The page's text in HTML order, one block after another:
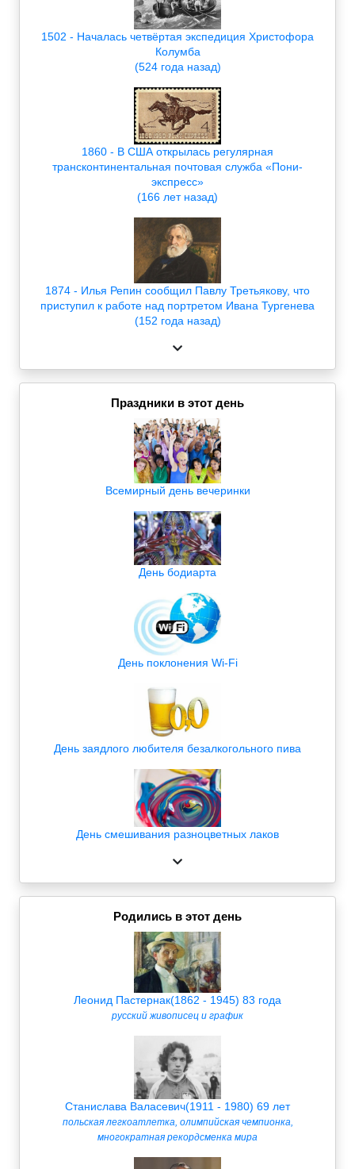
1502 - Началась четвёртая экспедиция Христофора
Колумба
(524 года назад)
1860 - В США открылась регулярная
трансконтинентальная почтовая служба «Пони-
экспресс»
(166 лет назад)
1874 - Илья Репин сообщил Павлу Третьякову, что
приступил к работе над портретом Ивана Тургенева
(152 года назад)
Праздники в этот день
Всемирный день вечеринки
День бодиарта
День поклонения Wi-Fi
День заядлого любителя безалкогольного пива
День смешивания разноцветных лаков
Родились в этот день
Леонид Пастернак(1862 - 1945) 83 года
русский живописец и график
Станислава Валасевич(1911 - 1980) 69 лет
польская легкоатлетка, олимпийская чемпионка,
многократная рекордсменка мира